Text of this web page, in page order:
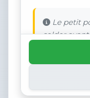
Le petit
solder avant